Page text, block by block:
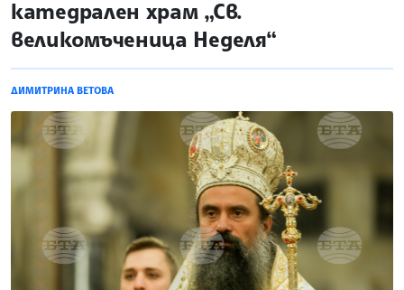
катедрален храм „Св.
великомъченица Неделя“
ДИМИТРИНА ВЕТОВА